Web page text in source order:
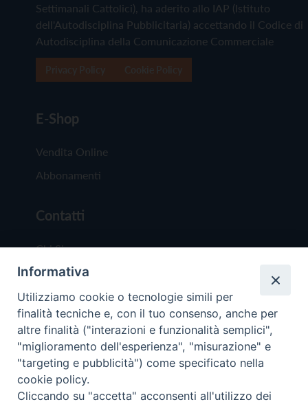
Settimanali Cattolici), ha aderito allo IAP (Istituto
dell'Autodisciplina Pubblicitaria) accettando il Codice di
Autodisciplina della Comunicazione Commerciale
E-Shop
Vendita Online
Abbonamenti
Contatti
Chi Siamo
Redazione
Scrivici
Copyright © 2019 - Tutti i diritti riservati - Vita
Informativa
Utilizziamo cookie o tecnologie simili per
finalità tecniche e, con il tuo consenso, anche per
altre finalità ("interazioni e funzionalità semplici",
"miglioramento dell'esperienza", "misurazione" e
"targeting e pubblicità") come specificato nella
cookie policy.
Cliccando su "accetta" acconsenti all'utilizzo dei